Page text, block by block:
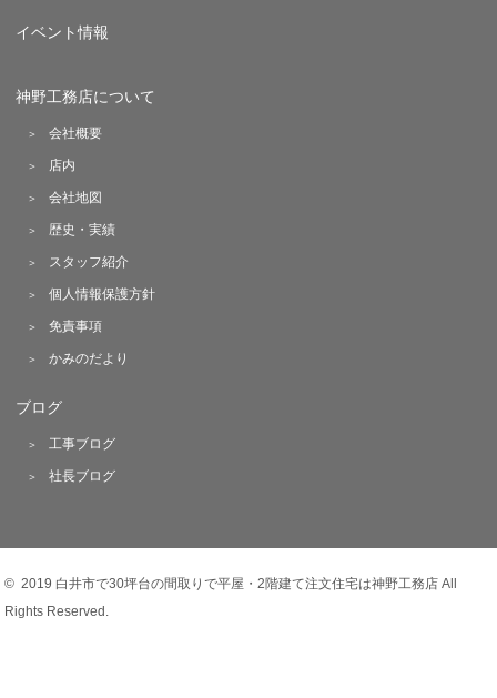
イベント情報
神野工務店について
会社概要
店内
会社地図
歴史・実績
スタッフ紹介
個人情報保護方針
免責事項
かみのだより
ブログ
工事ブログ
社長ブログ
© 2019 白井市で30坪台の間取りで平屋・2階建て注文住宅は神野工務店 All
Rights Reserved.